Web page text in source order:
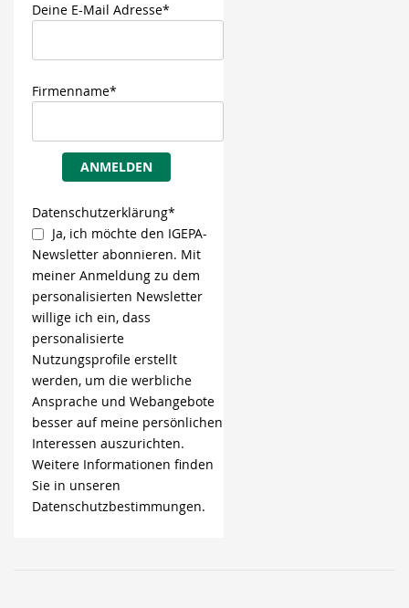
Deine E-Mail Adresse*
Firmenname*
ANMELDEN
Datenschutzerklärung*
Ja, ich möchte den IGEPA-
Newsletter abonnieren. Mit
meiner Anmeldung zu dem
personalisierten Newsletter
willige ich ein, dass
personalisierte
Nutzungsprofile erstellt
werden, um die werbliche
Ansprache und Webangebote
besser auf meine persönlichen
Interessen auszurichten.
Weitere Informationen finden
Sie in unseren
Datenschutzbestimmungen.